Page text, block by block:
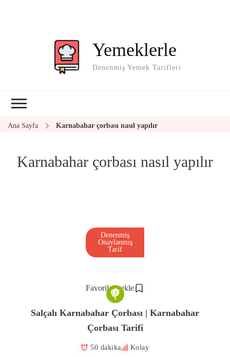
Yemeklerle
Denenmiş Yemek Tarifleri
Ana Sayfa Karnabahar çorbası nasıl yapılır
Karnabahar çorbası nasıl yapılır
Favorilere ekle
Denenmiş
Onaylanmış
Tarif
Salçalı Karnabahar Çorbası | Karnabahar
Çorbası Tarifi
50 dakika Kolay